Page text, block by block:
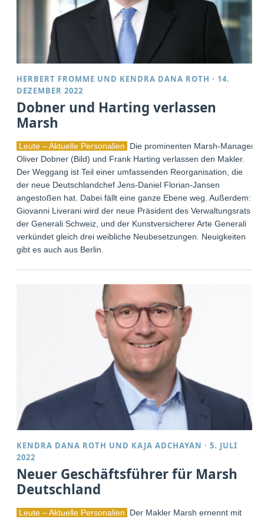
HERBERT FROMME UND KENDRA DANA ROTH · 14.
DEZEMBER 2022
Dobner und Harting verlassen
Marsh
Leute – Aktuelle Personalien
Die prominenten Marsh-Manager
Oliver Dobner (Bild) und Frank Harting verlassen den Makler.
Der Weggang ist Teil einer umfassenden Reorganisation, die
der neue Deutschlandchef Jens-Daniel Florian-Jansen
angestoßen hat. Dabei fällt eine ganze Ebene weg. Außerdem:
Giovanni Liverani wird der neue Präsident des Verwaltungsrats
der Generali Schweiz, und der Kunstversicherer Arte Generali
verkündet gleich drei weibliche Neubesetzungen. Neuigkeiten
gibt es auch aus Berlin.
KENDRA DANA ROTH UND KAJA ADCHAYAN ·5. JULI
2022
Neuer Geschäftsführer für Marsh
Deutschland
Leute – Aktuelle Personalien Der Makler Marsh ernennt mit